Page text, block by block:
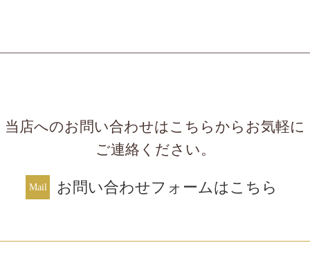
当店へのお問い合わせはこちらからお気軽に
ご連絡ください。
お問い合わせフォームはこちら